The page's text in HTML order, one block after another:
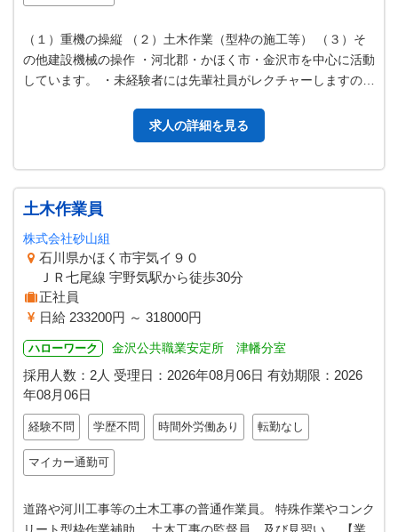
（１）重機の操縦 （２）土木作業（型枠の施工等） （３）そ
の他建設機械の操作 ・河北郡・かほく市・金沢市を中心に活動
しています。 ・未経験者には先輩社員がレクチャーしますので
求人の詳細を見る
土木作業員
株式会社砂山組
石川県かほく市宇気イ９０
ＪＲ七尾線 宇野気駅から徒歩30分
正社員
日給 233200円 ～ 318000円
ハローワーク 金沢公共職業安定所 津幡分室
採用人数：2人 受理日： 2026年08月06日 有効期限： 2026
年08月06日
経験不問 学歴不問 時間外労働あり 転勤なし
マイカー通勤可
道路や河川工事等の土木工事の普通作業員。 特殊作業やコンク